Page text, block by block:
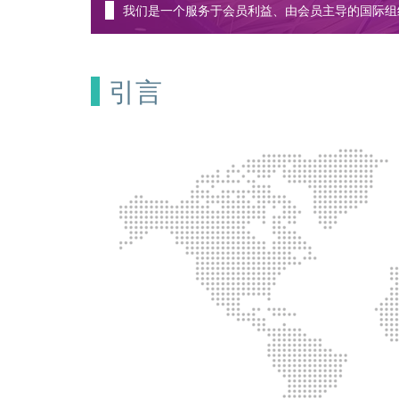
我们是一个服务于会员利益、由会员主导的国际
引言